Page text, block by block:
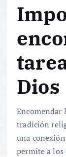
Dios
Encomendar
tradición
una
permite a los